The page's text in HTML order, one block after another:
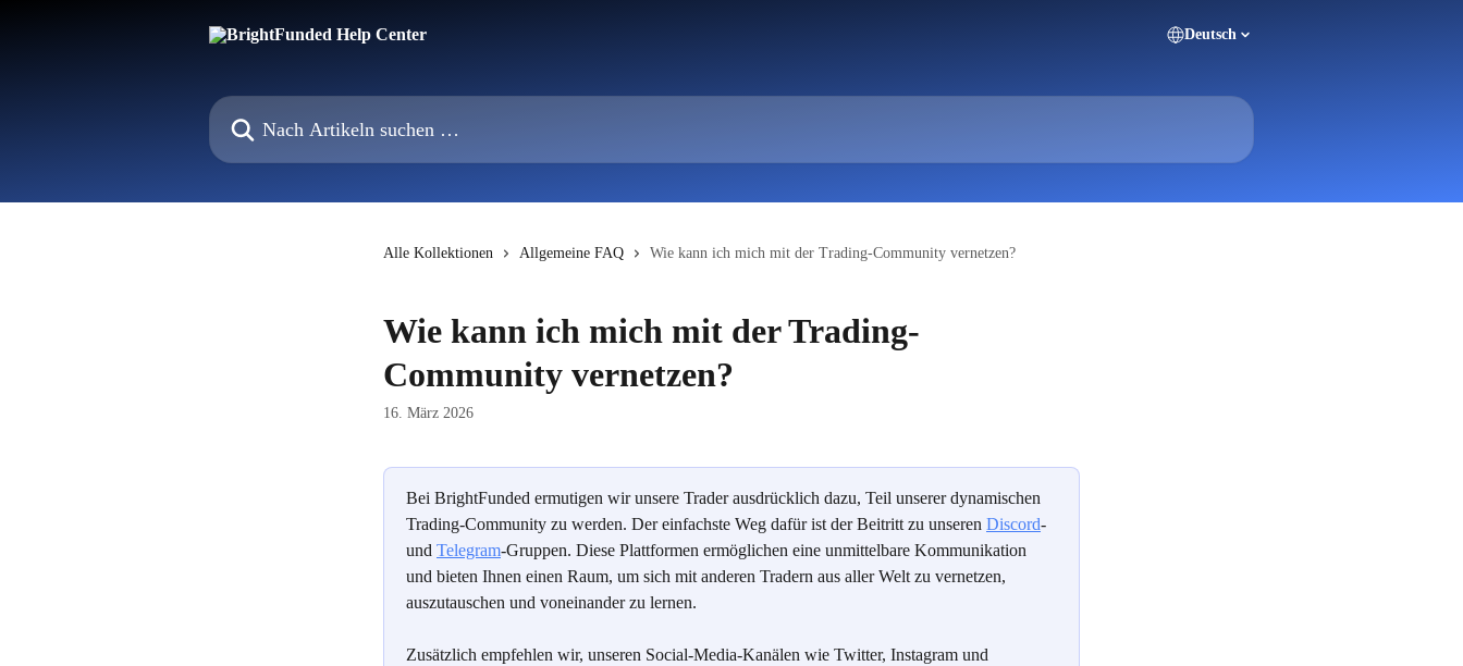
Deutsch
Nach Artikeln suchen …
Alle Kollektionen Allgemeine FAQ Wie kann ich mich mit der Trading-Community vernetzen?
Wie kann ich mich mit der Trading-
Community vernetzen?
16. März 2026
Bei BrightFunded ermutigen wir unsere Trader ausdrücklich dazu, Teil unserer dynamischen
Trading-Community zu werden. Der einfachste Weg dafür ist der Beitritt zu unseren Discord-
und Telegram-Gruppen. Diese Plattformen ermöglichen eine unmittelbare Kommunikation
und bieten Ihnen einen Raum, um sich mit anderen Tradern aus aller Welt zu vernetzen,
auszutauschen und voneinander zu lernen.
Zusätzlich empfehlen wir, unseren Social-Media-Kanälen wie Twitter, Instagram und